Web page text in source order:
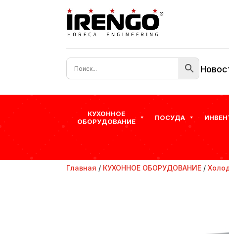
КУХОННОЕ
ОБОРУДОВАНИЕ
ПОСУДА
Главная / КУХОННОЕ ОБОРУДОВАНИЕ /